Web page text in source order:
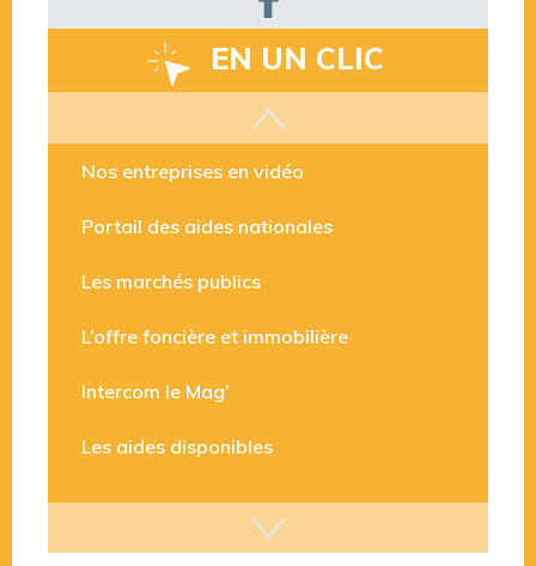
EN UN CLIC
Les aides disponibles
Nos entreprises en vidéo
Portail des aides nationales
Les marchés publics
L’offre foncière et immobilière
Intercom le Mag’